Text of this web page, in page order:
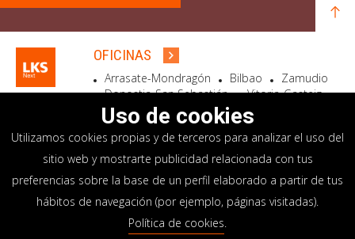
OFICINAS
Arrasate-Mondragón Bilbao
Zamudio
Donostia-San Sebastián
Vitoria-Gasteiz
Madrid
El Astillero Bidart
SEDE SOCIAL
Goiru, 7 Arrasate-Mondragón
CP 20500 GIPUZKOA – SPAIN
+34 900 84 14 14
info@lksnext.com
Uso de cookies
Utilizamos cookies propias y de terceros para analizar el uso del
sitio web y mostrarte publicidad relacionada con tus
preferencias sobre la base de un perfil elaborado a partir de tus
hábitos de navegación (por ejemplo, páginas visitadas).
Política de cookies.